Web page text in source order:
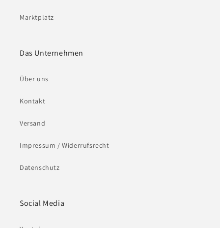
Marktplatz
Das Unternehmen
Über uns
Kontakt
Versand
Impressum / Widerrufsrecht
Datenschutz
Social Media